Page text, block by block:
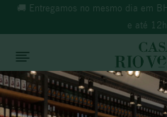
🚚 Entregamos no mesmo dia em
e até
O que você está buscando?